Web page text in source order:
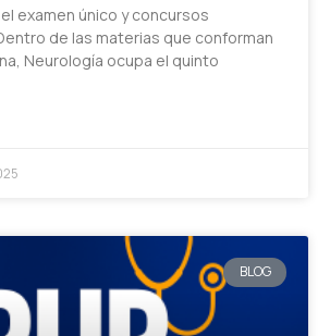
examen único y concursos
de las materias que conforman
Neurología ocupa el quinto
BLOG